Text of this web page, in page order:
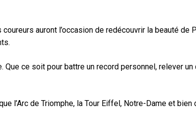
auront l’occasion de redécouvrir la beauté
ce soit pour battre un record personnel, relever
l’Arc de Triomphe, la Tour Eiffel, Notre-Dame et